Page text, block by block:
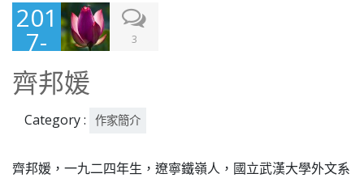
201
7-
07-
21
3
齊邦媛
Category : 作家簡介
齊邦媛，一九二四年生，遼寧鐵嶺人，國立武漢大學外文系